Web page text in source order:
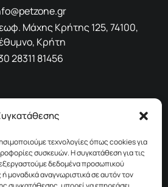
τεχνολογίες όπως cookies για
συσκευών. Η συγκατάθεση για τις
δεδομένα προσωπικού
αναγνωριστικά σε αυτόν τον
Μάχης Κρήτης 125, 74100,
Κρήτη
28311 81456